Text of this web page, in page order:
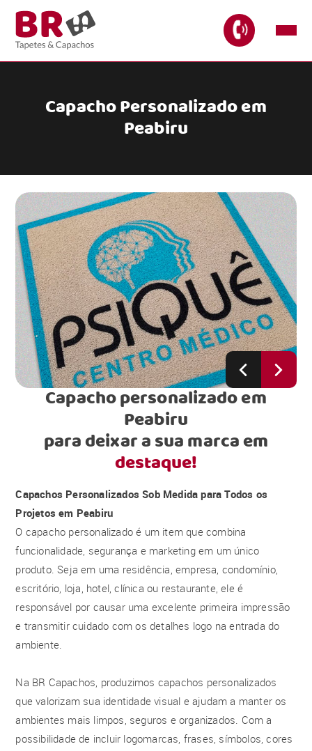
Capacho Personalizado em
Peabiru
Capacho personalizado em
Peabiru
para deixar a sua marca em
destaque!
Capachos Personalizados Sob Medida para Todos os
Projetos em Peabiru
O capacho personalizado é um item que combina
funcionalidade, segurança e marketing em um único
produto. Seja em uma residência, empresa, condomínio,
escritório, loja, hotel, clínica ou restaurante, ele é
responsável por causar uma excelente primeira impressão
e transmitir cuidado com os detalhes logo na entrada do
ambiente.
Na BR Capachos, produzimos capachos personalizados
que valorizam sua identidade visual e ajudam a manter os
ambientes mais limpos, seguros e organizados. Com a
possibilidade de incluir logomarcas, frases, símbolos, cores